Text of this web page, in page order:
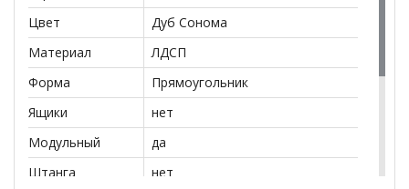
Цвет
Дуб Сонома
Материал
ЛДСП
Форма
Прямоугольник
Ящики
нет
Модульный
да
Штанга
нет